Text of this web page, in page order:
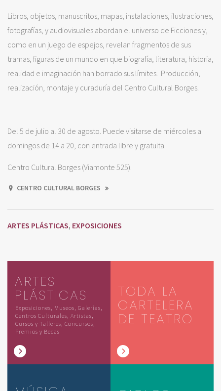
Libros, objetos, manuscritos, mapas, instalaciones, ilustraciones,
fotografías, y audiovisuales abordan el universo de Ficciones y,
como en un juego de espejos, revelan fragmentos de sus
tramas, figuras de un mundo en que biografía, literatura, historia,
realidad e imaginación han borrado sus límites. Producción,
realización, montaje y curaduría del Centro Cultural Borges.
Del 5 de julio al 30 de agosto. Puede visitarse de miércoles a
domingos de 14 a 20, con entrada libre y gratuita.
Centro Cultural Borges (Viamonte 525).
CENTRO CULTURAL BORGES
ARTES PLÁSTICAS, EXPOSICIONES
ARTES
PLÁSTICAS
Exposiciones, Museos, Galerías,
Centros Culturales, Artistas,
Cursos y Talleres, Concursos,
Premios y Becas
TODA LA
CARTELERA
DE TEATRO